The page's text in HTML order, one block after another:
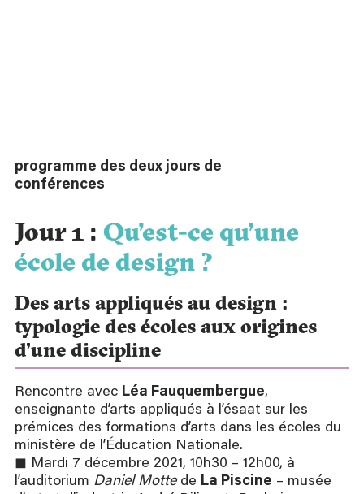
programme des deux jours de
conférences
Jour 1 : Qu’est-ce qu’une
école de design ?
Des arts appliqués au design :
typologie des écoles aux origines
d’une discipline
Rencontre avec Léa Fauquembergue,
enseignante d’arts appliqués à l’ésaat sur les
prémices des formations d’arts dans les écoles du
ministère de l’Éducation Nationale.
◼ Mardi 7 décembre 2021, 10h30 – 12h00, à
l’auditorium Daniel Mottede La Piscine – musée